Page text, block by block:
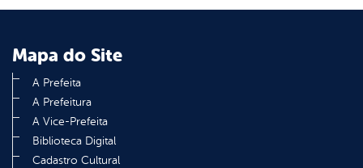
Mapa do Site
A Prefeita
A Prefeitura
A Vice-Prefeita
Biblioteca Digital
Cadastro Cultural